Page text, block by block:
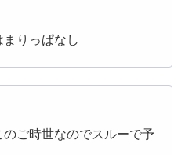
りっぱなし
ご時世なのでスルーで予